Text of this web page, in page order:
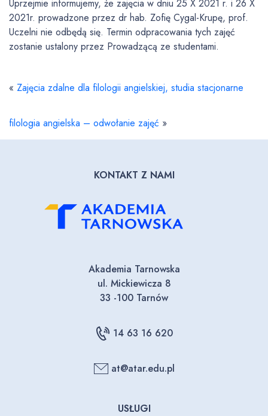
Uprzejmie informujemy, że zajęcia w dniu 25 X 2021 r. i 26 X
2021r. prowadzone przez dr hab. Zofię Cygal-Krupę, prof.
Uczelni nie odbędą się. Termin odpracowania tych zajęć
zostanie ustalony przez Prowadzącą ze studentami.
« Zajęcia zdalne dla filologii angielskiej, studia stacjonarne
filologia angielska – odwołanie zajęć »
KONTAKT Z NAMI
Akademia Tarnowska
ul. Mickiewicza 8
33 -100 Tarnów
14 63 16 620
at@atar.edu.pl
USŁUGI